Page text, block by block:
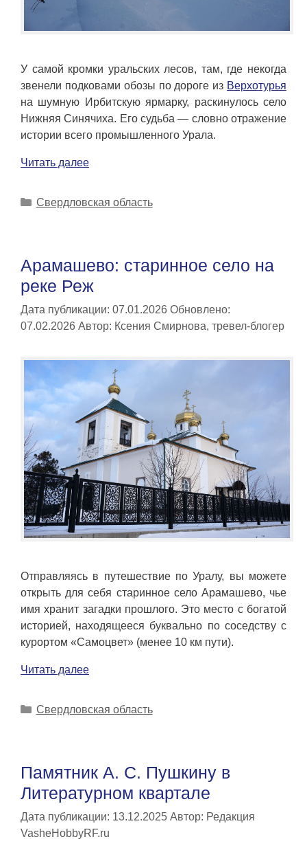
У самой кромки уральских лесов, там, где некогда
звенели подковами обозы по дороге из Верхотурья
на шумную Ирбитскую ярмарку, раскинулось село
Нижняя Синячиха. Его судьба — словно отражение
истории всего промышленного Урала.
Читать далее
Рубрики
Свердловская область
Арамашево: старинное село на
реке Реж
Дата публикации: 07.01.2026 Обновлено:
07.02.2026 Автор: Ксения Смирнова, тревел-блогер
Отправляясь в путешествие по Уралу, вы можете
открыть для себя старинное село Арамашево, чье
имя хранит загадки прошлого. Это место с богатой
историей, находящееся буквально по соседству с
курортом «Самоцвет» (менее 10 км пути).
Читать далее
Рубрики
Свердловская область
Памятник А. С. Пушкину в
Литературном квартале
Дата публикации: 13.12.2025 Автор: Редакция
VasheHobbyRF.ru